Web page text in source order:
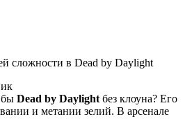
бы Dead by Daylight без клоуна? Его
и метании зелий. В арсенале